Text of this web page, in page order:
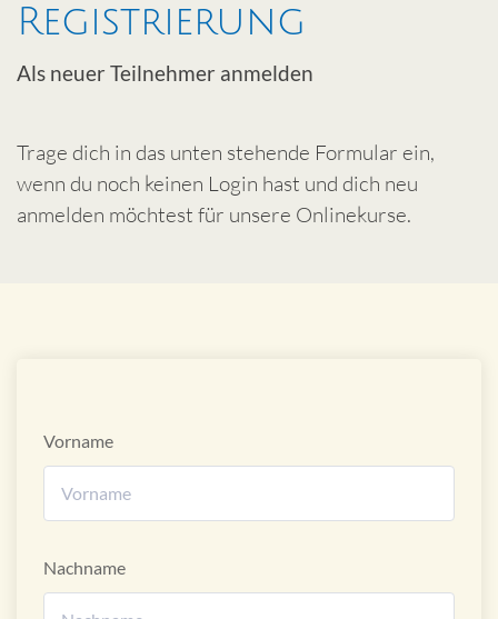
Registrierung
Als neuer Teilnehmer anmelden
Trage dich in das unten stehende Formular ein,
wenn du noch keinen Login hast und dich neu
anmelden möchtest für unsere Onlinekurse.
Vorname
Nachname